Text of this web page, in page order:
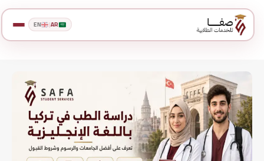
AR
|
EN